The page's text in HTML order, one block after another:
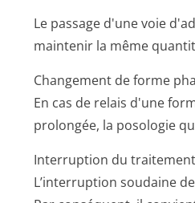
Le passage d'une voie
maintenir la même
Changement de forme
En cas de relais d'une
prolongée, la posologie
Interruption du traitement
L’interruption soudaine